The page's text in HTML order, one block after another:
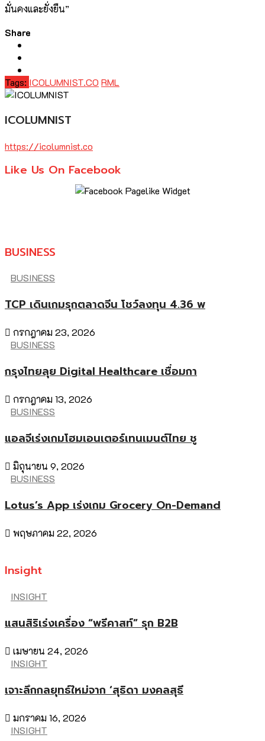
มั่นคงและยั่งยืน”
Share
Tags: ICOLUMNIST.CO RML
ICOLUMNIST
https://icolumnist.co
Like Us On Facebook
BUSINESS
BUSINESS
TCP เดินเกมรุกตลาดจีน โชว์ลงทุน 4.36 พ
กรกฎาคม 23, 2026
BUSINESS
กรุงไทยลุย Digital Healthcare เชื่อมกา
กรกฎาคม 13, 2026
BUSINESS
แอลจีเร่งเกมโฮมเอนเตอร์เทนเมนต์ไทย ชู
มิถุนายน 9, 2026
BUSINESS
Lotus’s App เร่งเกม Grocery On-Demand
พฤษภาคม 22, 2026
Insight
INSIGHT
แสนสิริเร่งเครื่อง “พรีคาสท์” รุก B2B
เมษายน 24, 2026
INSIGHT
เจาะลึกกลยุทธ์ใหม่จาก ‘สุธิดา มงคลสุธี
มกราคม 16, 2026
INSIGHT